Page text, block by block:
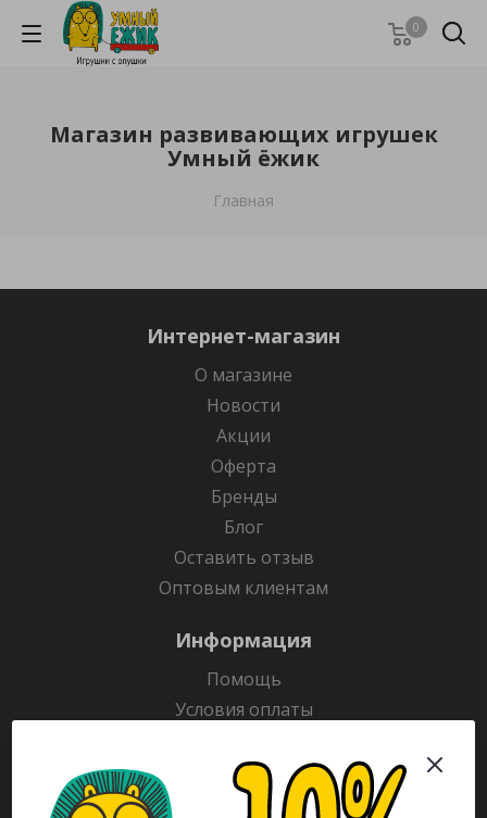
0
Магазин развивающих игрушек
Умный ёжик
Главная
Интернет-магазин
О магазине
Новости
Акции
Оферта
Бренды
Блог
Оставить отзыв
Оптовым клиентам
Информация
Помощь
Условия оплаты
Гарантия на товар
Раскраски